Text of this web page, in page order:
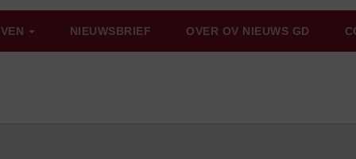
NIEUWSBRIEF OVER OV NIEUWS GD